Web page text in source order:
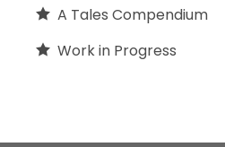
A Tales Compendium
Work in Progress